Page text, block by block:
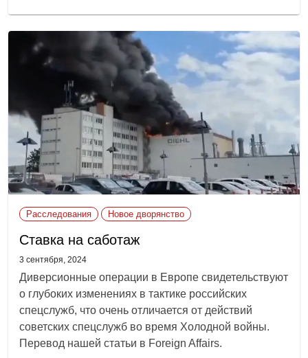
Расследования Новое дворянство
Ставка на саботаж
3 сентября, 2024
Диверсионные операции в Европе свидетельствуют
о глубоких изменениях в тактике российских
спецслужб, что очень отличается от действий
советских спецслужб во время Холодной войны.
Перевод нашей статьи в Foreign Affairs.